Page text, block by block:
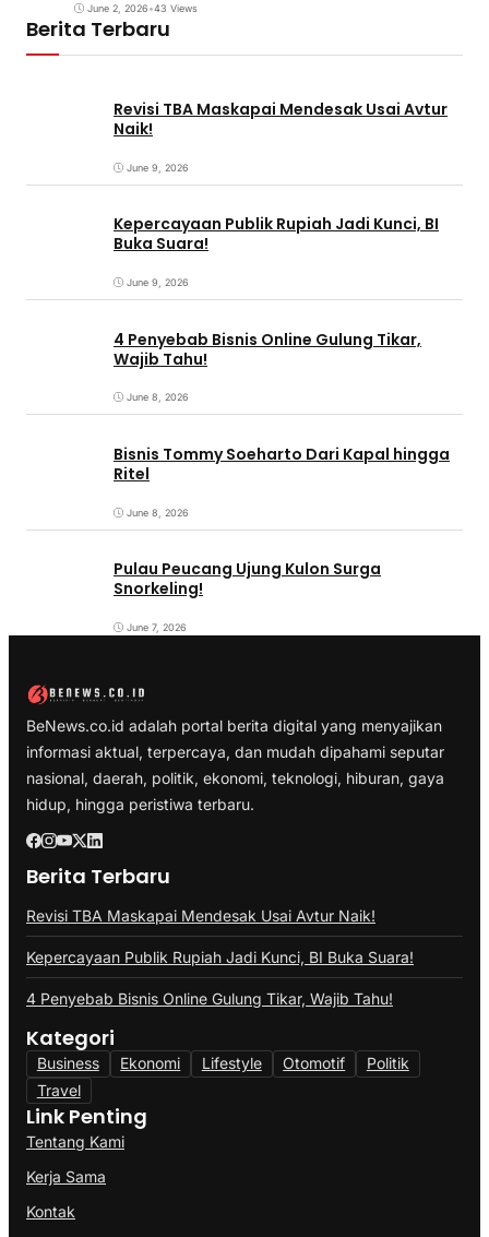
June 2, 2026•43 Views
Berita Terbaru
Revisi TBA Maskapai Mendesak Usai Avtur
Naik!
June 9, 2026
Kepercayaan Publik Rupiah Jadi Kunci, BI
Buka Suara!
June 9, 2026
4 Penyebab Bisnis Online Gulung Tikar,
Wajib Tahu!
June 8, 2026
Bisnis Tommy Soeharto Dari Kapal hingga
Ritel
June 8, 2026
Pulau Peucang Ujung Kulon Surga
Snorkeling!
June 7, 2026
BeNews.co.id adalah portal berita digital yang menyajikan
informasi aktual, terpercaya, dan mudah dipahami seputar
nasional, daerah, politik, ekonomi, teknologi, hiburan, gaya
hidup, hingga peristiwa terbaru.
Berita Terbaru
Revisi TBA Maskapai Mendesak Usai Avtur Naik!
Kepercayaan Publik Rupiah Jadi Kunci, BI Buka Suara!
4 Penyebab Bisnis Online Gulung Tikar, Wajib Tahu!
Kategori
Business Ekonomi Lifestyle Otomotif
Politik
Travel
Link Penting
Tentang Kami
Kerja Sama
Kontak